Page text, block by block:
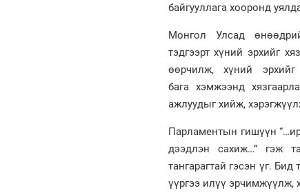
байгууллага хооронд
Монгол Улсад
тэдгээрт хүний эрхийг
өөрчилж, хүний
бага хэмжээнд
ажлуудыг хийж,
Парламентын гишүүн
дээдлэн сахиж…” гэж
тангарагтай гэсэн үг.
үүргээ илүү эрчимжүүлж,